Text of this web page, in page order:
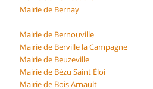
Mairie de Bernay
Mairie de Bernouville
Mairie de Berville la Campagne
Mairie de Beuzeville
Mairie de Bézu Saint Éloi
Mairie de Bois Arnault